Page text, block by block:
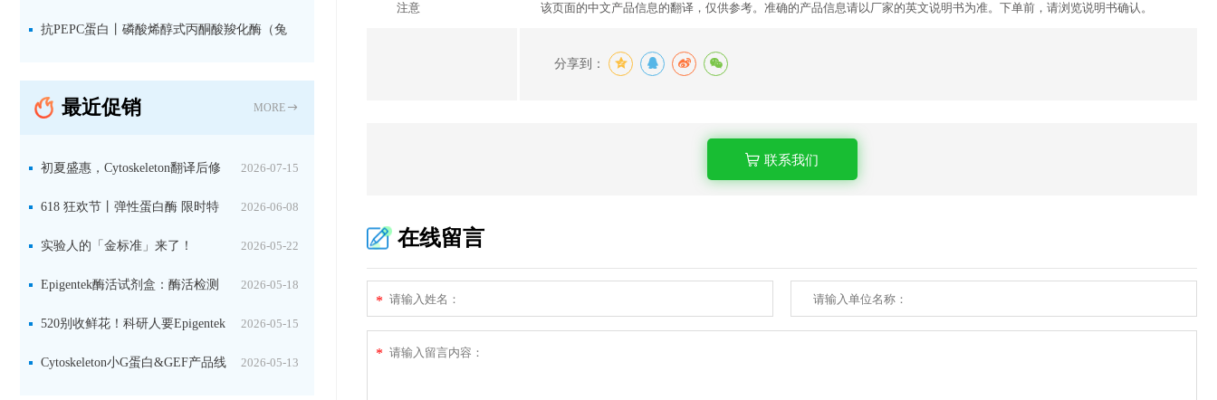
注意 该页面的中文产品信息的翻译，仅供参考。准确的产品信息请以厂家的英文说明书为准。下单前，请浏览说明书确认。
分享到：
联系我们
在线留言
*
*
植物铁吸收与微量元素代谢研究的关键工具
抗PEPC蛋白丨磷酸烯醇式丙酮酸羧化酶（兔
固定关键酶
最近促销 MORE
2026-07-15
初夏盛惠，Cytoskeleton翻译后修
饰（PTM）产品线放价啦！ 2026-06-08
618 狂欢节丨弹性蛋白酶 限时特
惠 2026-05-22
实验人的「金标准」来了！
Jackson 二抗精选限时一口价，手慢无！2026-05-18
Epigentek酶活试剂盒：酶活检测
+抑制剂筛选双赋能，下单即赠京东卡2026-05-15
520别收鲜花！科研人要Epigentek
试剂盒+京东卡！ 2026-05-13
Cytoskeleton小G蛋白&GEF产品线